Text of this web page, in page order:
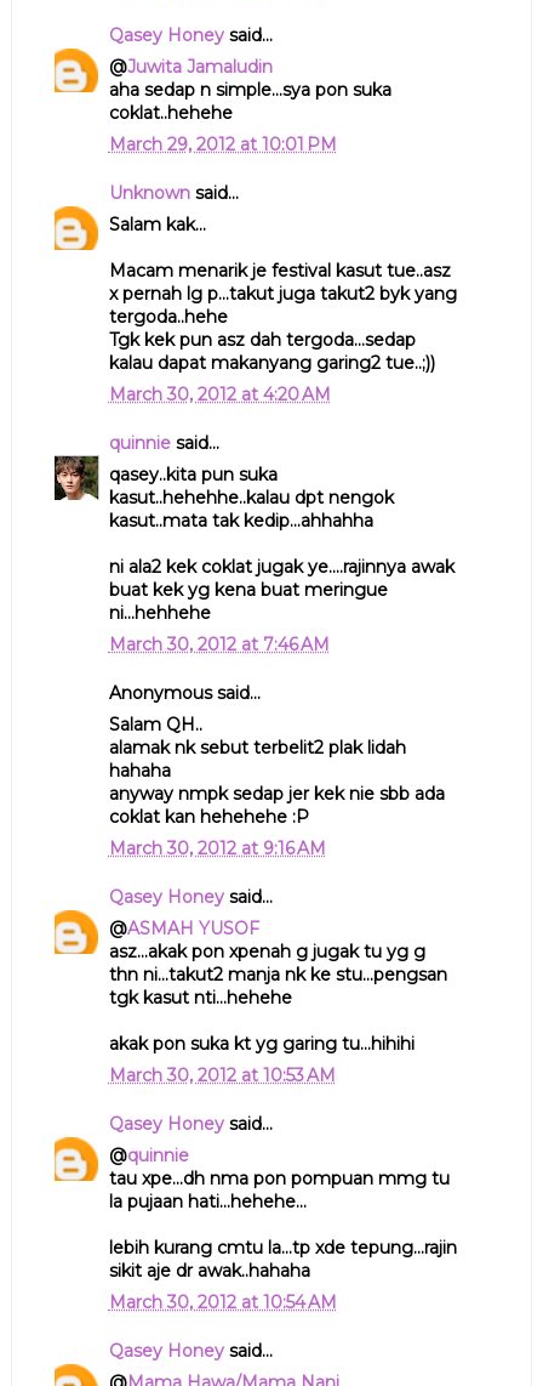
Qasey Honeysaid...
@Juwita Jamaludin
aha sedap n simple...sya pon suka
coklat..hehehe
March 29, 2012 at 10:01 PM
Unknownsaid...
Salam kak...
Macam menarik je festival kasut tue..asz
x pernah lg p...takut juga takut2 byk yang
tergoda..hehe
Tgk kek pun asz dah tergoda...sedap
kalau dapat makanyang garing2 tue..;))
March 30, 2012 at 4:20 AM
quinniesaid...
qasey..kita pun suka
kasut..hehehhe..kalau dpt nengok
kasut..mata tak kedip...ahhahha
ni ala2 kek coklat jugak ye....rajinnya awak
buat kek yg kena buat meringue
ni...hehhehe
March 30, 2012 at 7:46 AM
Anonymous said...
Salam QH..
alamak nk sebut terbelit2 plak lidah
hahaha
anyway nmpk sedap jer kek nie sbb ada
coklat kan hehehehe :P
March 30, 2012 at 9:16 AM
Qasey Honeysaid...
@ASMAH YUSOF
asz...akak pon xpenah g jugak tu yg g
thn ni...takut2 manja nk ke stu...pengsan
tgk kasut nti...hehehe
akak pon suka kt yg garing tu...hihihi
March 30, 2012 at 10:53 AM
Qasey Honeysaid...
@quinnie
tau xpe...dh nma pon pompuan mmg tu
la pujaan hati...hehehe...
lebih kurang cmtu la...tp xde tepung...rajin
sikit aje dr awak..hahaha
March 30, 2012 at 10:54 AM
Qasey Honeysaid...